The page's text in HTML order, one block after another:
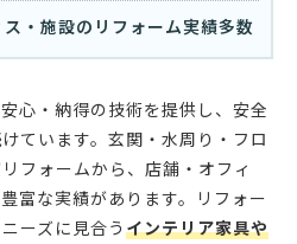
・施設のリフォーム実績多数
心・納得の技術を提供し、安全
ています。玄関・水周り・フロ
フォームから、店舗・オフィ
富な実績があります。リフォー
ーズに見合う インテリア家具や